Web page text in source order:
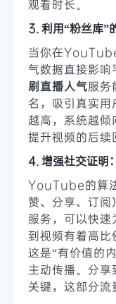
观看时长。
3. 利用“粉丝库”
当你在
气数据直接影响
刷直播人气服务
名，吸引真实用
越高，系统越倾
提升视频的后续
4. 增强社交证明
YouTube的算
赞、分享、订阅
服务，可以快
到视频有着高比
这是“有价值的
主动传播。分
关键，这部分流